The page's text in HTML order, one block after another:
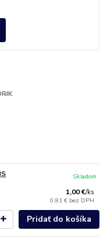
1,00 €/ks
0,81 € bez DPH
Skladom
Pridať do košíka